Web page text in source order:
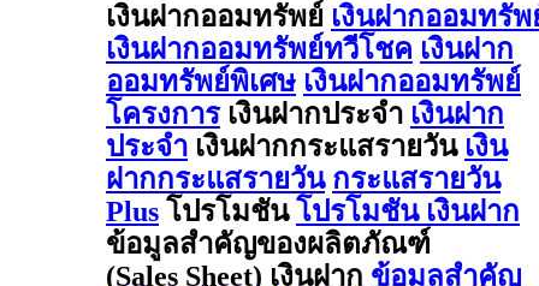
เงินฝากออมทรัพย์ เงินฝากออมทรัพ
เงินฝากออมทรัพย์ทวีโชค เงินฝาก
ออมทรัพย์พิเศษ เงินฝากออมทรัพย์
โครงการ เงินฝากประจำ เงินฝาก
ประจำ เงินฝากกระแสรายวัน เงิน
ฝากกระแสรายวัน กระแสรายวัน
Plus โปรโมชัน โปรโมชัน เงินฝาก
ข้อมูลสำคัญของผลิตภัณฑ์
(Sales Sheet) เงินฝาก ข้อมูลสำคัญ